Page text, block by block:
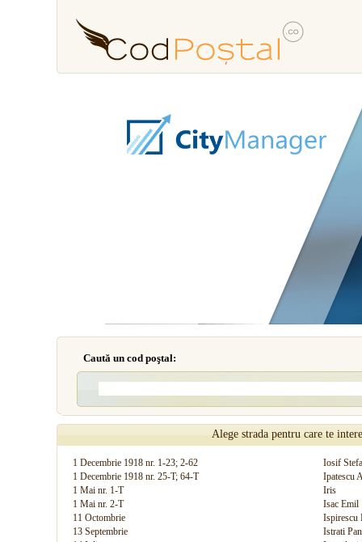
Caută un cod poştal:
Alege strada pentru care te
1 Decembrie 1918 nr. 1-23; 2-62
Iosif
1 Decembrie 1918 nr. 25-T; 64-T
Ipatescu
1 Mai nr. 1-T
Iris
1 Mai nr. 2-T
Isac Emil
11 Octombrie
Ispirescu
13 Septembrie
Istrati